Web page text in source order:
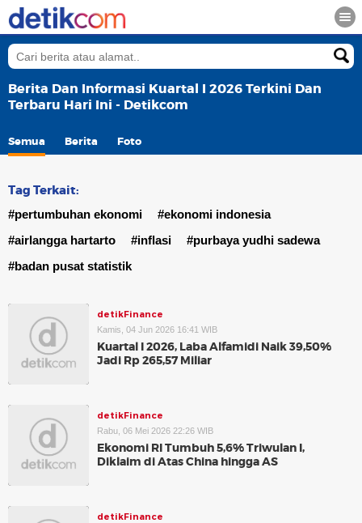
Berita Dan Informasi Kuartal I 2026 Terkini Dan
Terbaru Hari Ini - Detikcom
Semua Berita Foto
Tag Terkait:
#pertumbuhan ekonomi
#ekonomi indonesia
#airlangga hartarto
#inflasi
#purbaya yudhi sadewa
#badan pusat statistik
detikFinance
Kamis, 04 Jun 2026 16:41 WIB
Kuartal I 2026, Laba Alfamidi Naik 39,50%
Jadi Rp 265,57 Miliar
detikFinance
Rabu, 06 Mei 2026 22:26 WIB
Ekonomi RI Tumbuh 5,6% Triwulan I,
Diklaim di Atas China hingga AS
detikFinance